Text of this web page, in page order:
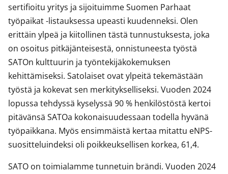
sertifioitu yritys ja sijoituimme Suomen Parhaat
työpaikat -listauksessa upeasti kuudenneksi. Olen
erittäin ylpeä ja kiitollinen tästä tunnustuksesta, joka
on osoitus pitkäjänteisestä, onnistuneesta työstä
SATOn kulttuurin ja työntekijäkokemuksen
kehittämiseksi. Satolaiset ovat ylpeitä tekemästään
työstä ja kokevat sen merkitykselliseksi. Vuoden 2024
lopussa tehdyssä kyselyssä 90 % henkilöstöstä kertoi
pitävänsä SATOa kokonaisuudessaan todella hyvänä
työpaikkana. Myös ensimmäistä kertaa mitattu eNPS-
suositteluindeksi oli poikkeuksellisen korkea, 61,4.
SATO on toimialamme tunnetuin brändi. Vuoden 2024